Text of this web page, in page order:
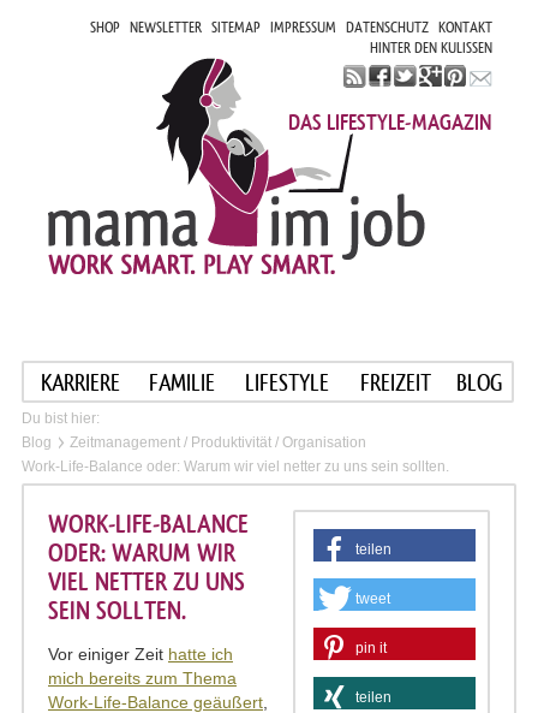
SHOP NEWSLETTER SITEMAP IMPRESSUM DATENSCHUTZ KONTAKT
HINTER DEN KULISSEN
DAS LIFESTYLE-MAGAZIN
KARRIERE FAMILIE LIFESTYLE FREIZEIT BLOG
Du bist hier:
Blog
Zeitmanagement / Produktivität / Organisation
Work-Life-Balance oder: Warum wir viel netter zu uns sein sollten.
teilen
tweet
pin it
teilen
WORK-LIFE-BALANCE
ODER: WARUM WIR
VIEL NETTER ZU UNS
SEIN SOLLTEN.
Vor einiger Zeit hatte ich
mich bereits zum Thema
Work-Life-Balance geäußert